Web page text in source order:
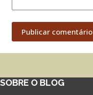
Publicar comentário
SOBRE O BLOG